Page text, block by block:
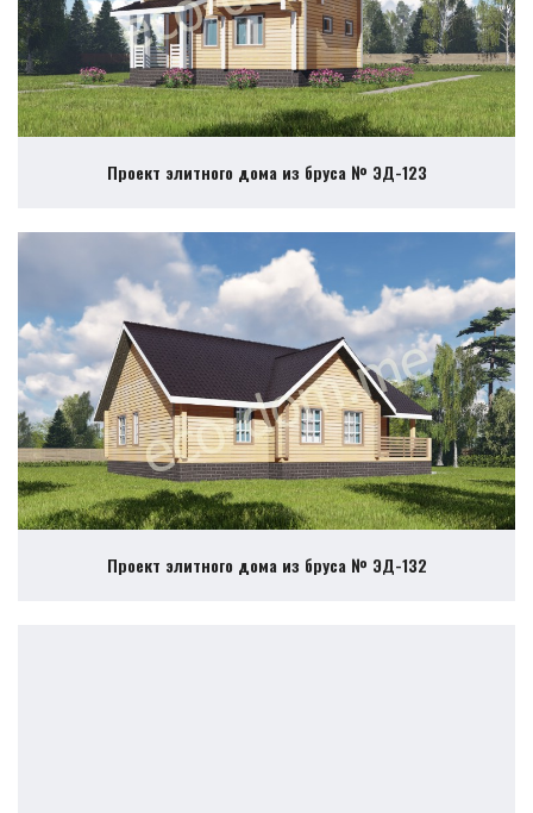
Проект элитного дома из бруса № ЭД-123
Проект элитного дома из бруса № ЭД-132